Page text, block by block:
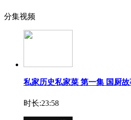
分集视频
私家历史私家菜 第一集 国厨
时长:23:58